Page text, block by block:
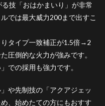
技「おはかまいり」が非常
では最大威力200まで出すこ
タイプ一致補正が1.5倍→2
圧倒的な火力が強みです。
での採用も強力です。
や先制技の「アクアジェッ
、始めたての方にもおすす